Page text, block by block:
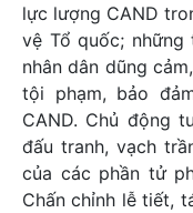
lực lượng CAND
vệ Tổ quốc; những
nhân dân dũng
tội phạm, bảo
CAND. Chủ động
đấu tranh, vạch
của các phần tử
Chấn chỉnh lễ tiết,